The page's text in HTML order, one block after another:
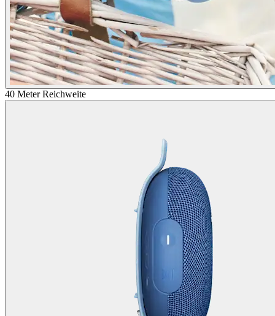
40 Meter Reichweite